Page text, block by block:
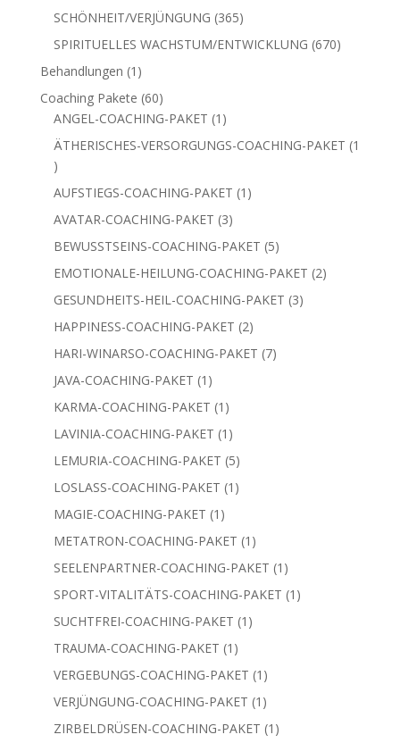
Produkte
SCHÖNHEIT/VERJÜNGUNG 365365
Produkte
SPIRITUELLES WACHSTUM/ENTWICKLUNG 670670
Behandlungen 1 1
Produkt
Coaching Pakete 6060
Produkte
ANGEL-COACHING-PAKET 1 1
Produkt
ÄTHERISCHES-VERSORGUNGS-COACHING-PAKET 1
1
Produkt
AUFSTIEGS-COACHING-PAKET 1 1
AVATAR-COACHING-PAKET 33
Produkte
BEWUSSTSEINS-COACHING-PAKET 55
Produkte
EMOTIONALE-HEILUNG-COACHING-PAKET 22
GESUNDHEITS-HEIL-COACHING-PAKET 33
HAPPINESS-COACHING-PAKET 22
Produkte
HARI-WINARSO-COACHING-PAKET 77
JAVA-COACHING-PAKET 1 1
Produkt
KARMA-COACHING-PAKET 1 1
Produkt
LAVINIA-COACHING-PAKET 1 1
Produkt
LEMURIA-COACHING-PAKET 55
Produkte
LOSLASS-COACHING-PAKET 1 1
MAGIE-COACHING-PAKET 1 1
Produkt
METATRON-COACHING-PAKET 1 1
Produkt
SEELENPARTNER-COACHING-PAKET 1 1
Produkt
SPORT-VITALITÄTS-COACHING-PAKET 1 1
SUCHTFREI-COACHING-PAKET 1 1
TRAUMA-COACHING-PAKET 1 1
Produkt
VERGEBUNGS-COACHING-PAKET 1 1
Produkt
VERJÜNGUNG-COACHING-PAKET 1 1
Produkt
ZIRBELDRÜSEN-COACHING-PAKET 1 1